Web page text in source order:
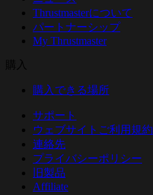
Thrustmasterについて
パートナーシップ
My Thrustmaster
購入
購入できる場所
サポート
ウェブサイトご利用規約
連絡先
プライバシーポリシー
旧製品
Affiliate